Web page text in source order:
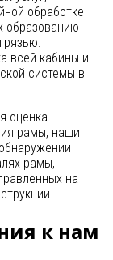
обработке
образованию
всей кабины и
системы в
оценка
рамы, наши
рамы,
на
к нам